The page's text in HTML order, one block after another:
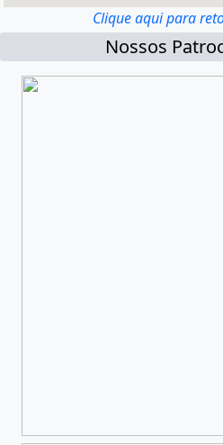
Clique aqui para
Nossos